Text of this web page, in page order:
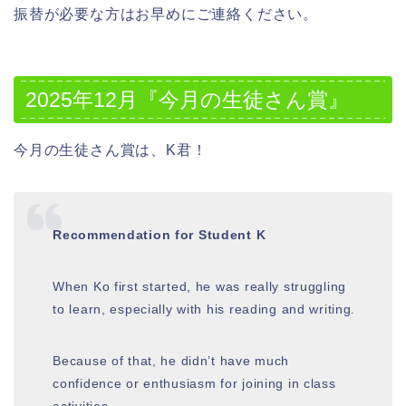
振替が必要な方はお早めにご連絡ください。
2025年12月『今月の生徒さん賞』
今月の生徒さん賞は、K君！
Recommendation for Student K
When Ko first started, he was really struggling
to learn, especially with his reading and writing.
Because of that, he didn’t have much
confidence or enthusiasm for joining in class